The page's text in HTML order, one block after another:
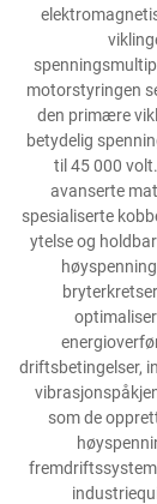
Tilfeller
Kontakt Oss
motorstyringen
den primære
betydelig
til 45 000
avanserte
spesialiserte
ytelse og
driftsbetingelser,
som de